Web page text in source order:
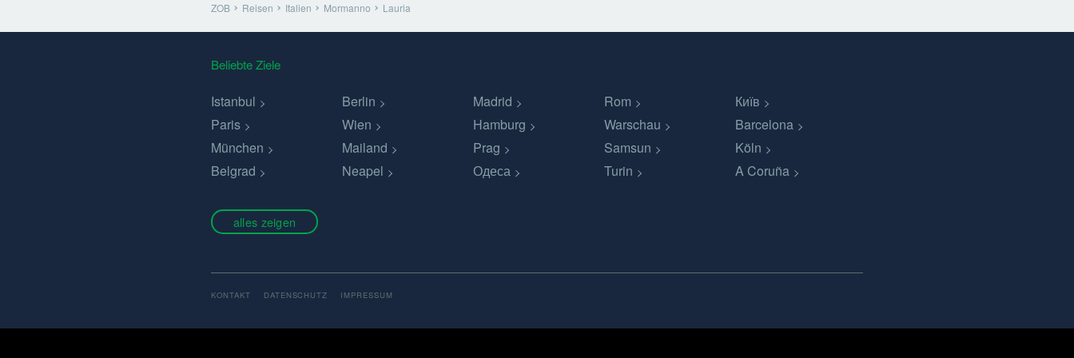
ZOB Reisen Italien Mormanno Lauria
Beliebte Ziele
Istanbul Berlin Madrid Rom
Київ
Paris
Wien Hamburg Warschau
Barcelona
München
Mailand Prag Samsun
Köln
Belgrad
Neapel Одеса Turin A Coruña
alles zeigen
KONTAKT DATENSCHUTZ IMPRESSUM